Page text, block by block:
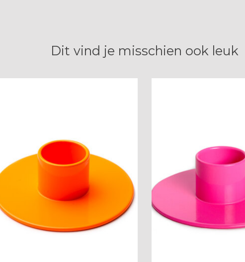
Dit vind je misschien ook leuk